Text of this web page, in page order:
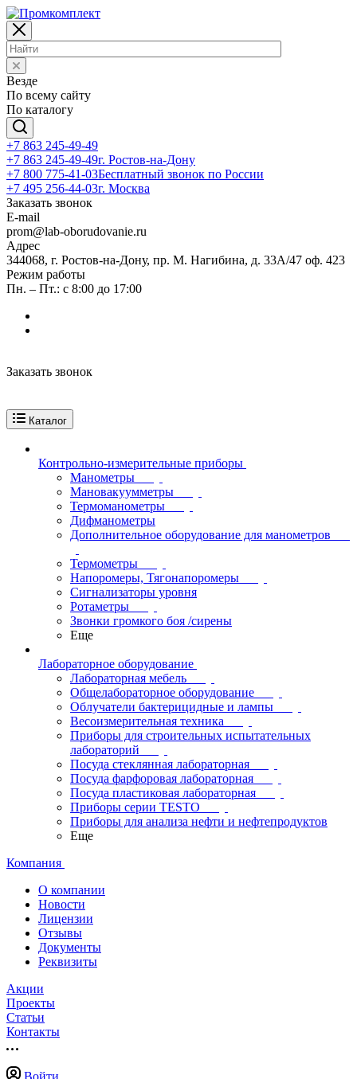
Везде
По всему сайту
По каталогу
+7 863 245-49-49
+7 863 245-49-49г. Ростов-на-Дону
+7 800 775-41-03Бесплатный звонок по России
+7 495 256-44-03г. Москва
Заказать звонок
E-mail
prom@lab-oborudovanie.ru
Адрес
344068, г. Ростов-на-Дону, пр. М. Нагибина, д. 33А/47 оф. 423
Режим работы
Пн. – Пт.: с 8:00 до 17:00
Заказать звонок
Каталог
Контрольно-измерительные приборы
Манометры
Мановакуумметры
Термоманометры
Дифманометры
Дополнительное оборудование для манометров
Термометры
Напоромеры, Тягонапоромеры
Сигнализаторы уровня
Ротаметры
Звонки громкого боя /сирены
Еще
Лабораторное оборудование
Лабораторная мебель
Общелабораторное оборудование
Облучатели бактерицидные и лампы
Весоизмерительная техника
Приборы для строительных испытательных
лабораторий
Посуда стеклянная лабораторная
Посуда фарфоровая лабораторная
Посуда пластиковая лабораторная
Приборы серии TESTO
Приборы для анализа нефти и нефтепродуктов
Еще
Компания
О компании
Новости
Лицензии
Отзывы
Документы
Реквизиты
Акции
Проекты
Статьи
Контакты
Войти